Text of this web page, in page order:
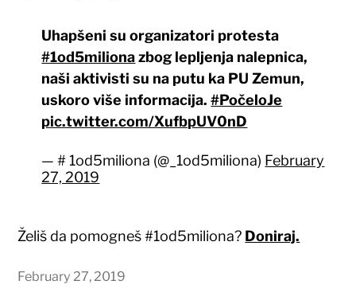
Uhapšeni su organizatori protesta
#1od5milionazbog lepljenja nalepnica,
naši aktivisti su na putu ka PU Zemun,
uskoro više informacija.#PočeloJe
pic.twitter.com/XufbpUV0nD
— # 1od5miliona (@_1od5miliona) February
27, 2019
Želiš da pomogneš #1od5miliona? Doniraj.
February 27, 2019